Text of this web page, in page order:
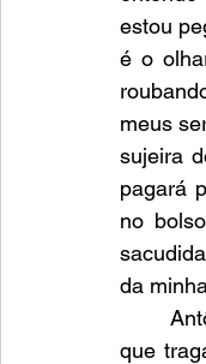
estou
é o
meus
sujeira
pagará
no
da
que